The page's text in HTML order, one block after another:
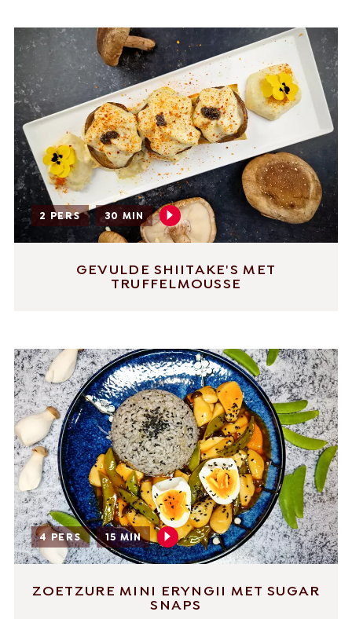
2 PERS 30 MIN
GEVULDE SHIITAKE'S MET
TRUFFELMOUSSE
4 PERS 15 MIN
ZOETZURE MINI ERYNGII MET SUGAR
SNAPS